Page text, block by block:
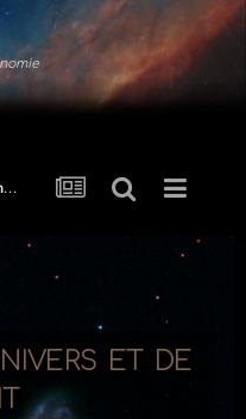
Sciences de l'univers et de l'infiniment petit
et de